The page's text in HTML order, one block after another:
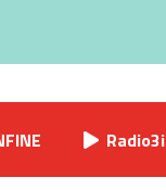
Radio3i